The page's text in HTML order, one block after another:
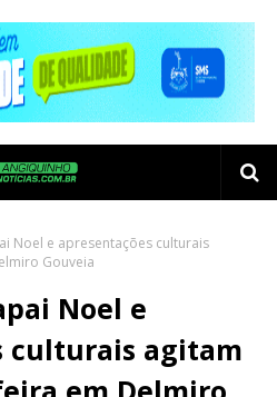
Noel e apresentações culturais
Gouveia
Noel e
culturais agitam